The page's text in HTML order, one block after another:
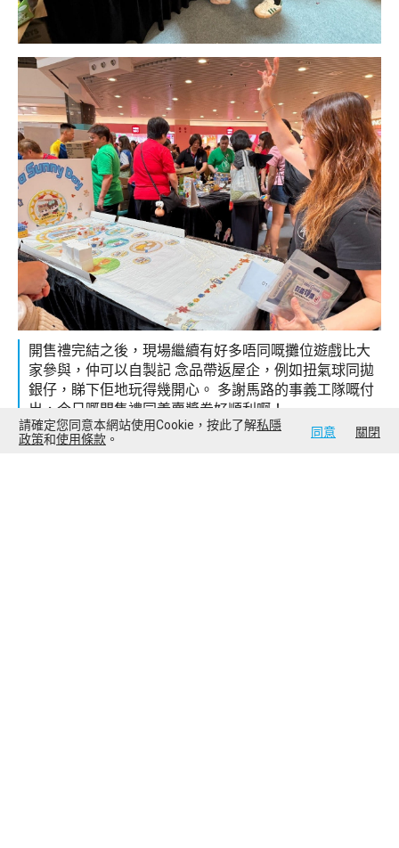
開售禮完結之後，現場繼續有好多唔同嘅攤位遊戲比大
家參與，仲可以自製記 念品帶返屋企，例如扭氣球同拋
銀仔，睇下佢地玩得幾開心。 多謝馬路的事義工隊嘅付
出，今日嘅開售禮同義賣獎劵好順利啊！
請確定您同意本網站使用Cookie，按此了解私隱
政策和使用條款 。 同意 關閉